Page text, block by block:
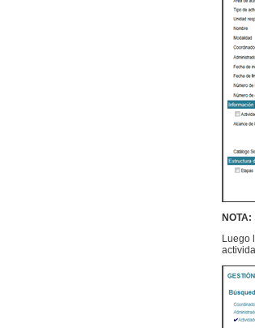
NOTA:
Luego